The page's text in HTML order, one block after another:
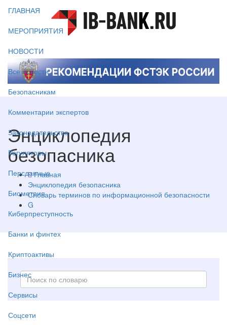
ГЛАВНАЯ
МЕРОПРИЯТИЯ
НОВОСТИ
Все новости
Безопасникам
Комментарии экспертов
Законодательство
Регуляторы
Персданные
Биометрия
Киберпреступность
Банки и финтех
Криптоактивы
Бизнес
Сервисы
Соцсети
Энциклопедия
безопасника
Главная
Энциклопедия безопасника
Словарь терминов по информационной безопасности
G